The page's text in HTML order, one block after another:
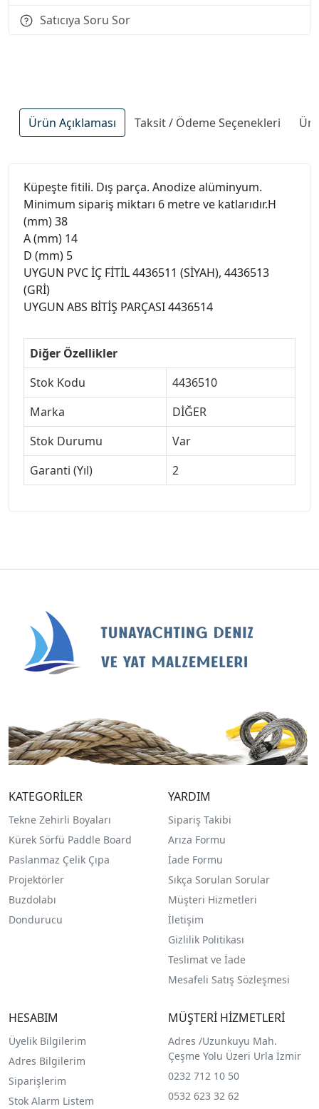
Satıcıya Soru Sor
Ürün Açıklaması Taksit / Ödeme Seçenekleri
Küpeşte fitili. Dış parça. Anodize alüminyum.
Minimum sipariş miktarı 6 metre ve katlarıdır.H
(mm) 38
A (mm) 14
D (mm) 5
UYGUN PVC İÇ FİTİL 4436511 (SİYAH), 4436513
(GRİ)
UYGUN ABS BİTİŞ PARÇASI 4436514
Diğer Özellikler
Stok Kodu
4436510
Marka
DİĞER
Stok Durumu
Var
Garanti (Yıl)
2
KATEGORİLER
Tekne Zehirli Boyaları
Kürek Sörfü Paddle Board
Paslanmaz Çelik Çıpa
Projektörler
Buzdolabı
Dondurucu
YARDIM
Sipariş Takibi
Arıza Formu
İade Formu
Sıkça Sorulan Sorular
Müşteri Hizmetleri
İletişim
Gizlilik Politikası
Teslimat ve İade
Mesafeli Satış Sözleşmesi
HESABIM
Üyelik Bilgilerim
Adres Bilgilerim
Siparişlerim
Stok Alarm Listem
MÜŞTERİ HİZMETLERİ
Adres /Uzunkuyu Mah.
Çeşme Yolu Üzeri Urla İzmir
0232 712 10 50
0532 623 32 62